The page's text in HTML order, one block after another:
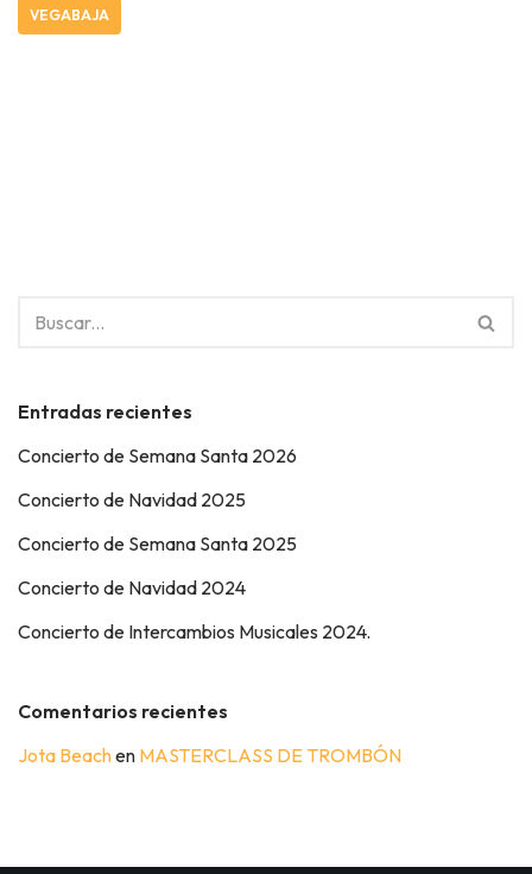
VEGABAJA
Entradas recientes
Concierto de Semana Santa 2026
Concierto de Navidad 2025
Concierto de Semana Santa 2025
Concierto de Navidad 2024
Concierto de Intercambios Musicales 2024.
Comentarios recientes
Jota Beachen MASTERCLASS DE TROMBÓN